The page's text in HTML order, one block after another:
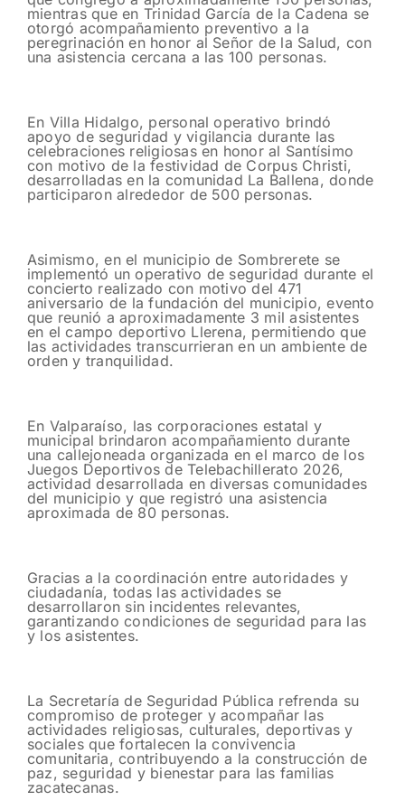
mientras que en Trinidad García de la Cadena se
otorgó acompañamiento preventivo a la
peregrinación en honor al Señor de la Salud, con
una asistencia cercana a las 100 personas.
En Villa Hidalgo, personal operativo brindó
apoyo de seguridad y vigilancia durante las
celebraciones religiosas en honor al Santísimo
con motivo de la festividad de Corpus Christi,
desarrolladas en la comunidad La Ballena, donde
participaron alrededor de 500 personas.
Asimismo, en el municipio de Sombrerete se
implementó un operativo de seguridad durante el
concierto realizado con motivo del 471
aniversario de la fundación del municipio, evento
que reunió a aproximadamente 3 mil asistentes
en el campo deportivo Llerena, permitiendo que
las actividades transcurrieran en un ambiente de
orden y tranquilidad.
En Valparaíso, las corporaciones estatal y
municipal brindaron acompañamiento durante
una callejoneada organizada en el marco de los
Juegos Deportivos de Telebachillerato 2026,
actividad desarrollada en diversas comunidades
del municipio y que registró una asistencia
aproximada de 80 personas.
Gracias a la coordinación entre autoridades y
ciudadanía, todas las actividades se
desarrollaron sin incidentes relevantes,
garantizando condiciones de seguridad para las
y los asistentes.
La Secretaría de Seguridad Pública refrenda su
compromiso de proteger y acompañar las
actividades religiosas, culturales, deportivas y
sociales que fortalecen la convivencia
comunitaria, contribuyendo a la construcción de
paz, seguridad y bienestar para las familias
zacatecanas.